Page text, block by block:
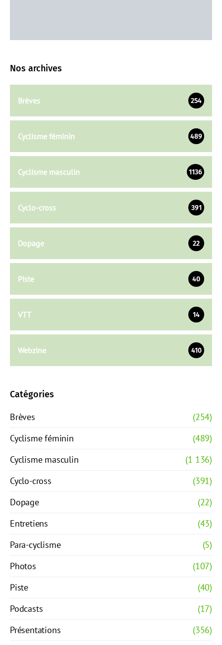
Nos archives
Brèves 254
Cyclisme féminin 489
Cyclisme masculin 1136
Cyclo-cross 391
Dopage 22
Piste 40
VTT 14
Webzine 410
Catégories
Brèves
(254)
Cyclisme féminin
(489)
Cyclisme masculin
(1 136)
Cyclo-cross
(391)
Dopage
(22)
Entretiens
(43)
Para-cyclisme
(5)
Photos
(107)
Piste
(40)
Podcasts
(17)
Présentations
(356)